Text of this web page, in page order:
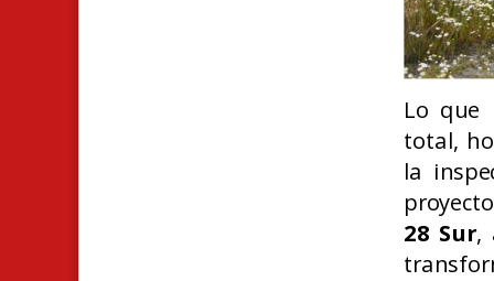
Lo que
total,
la
28 Sur,